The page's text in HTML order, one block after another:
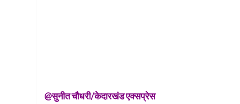
@सुनीत चौधरी/केदारखंड एक्सप्रेस